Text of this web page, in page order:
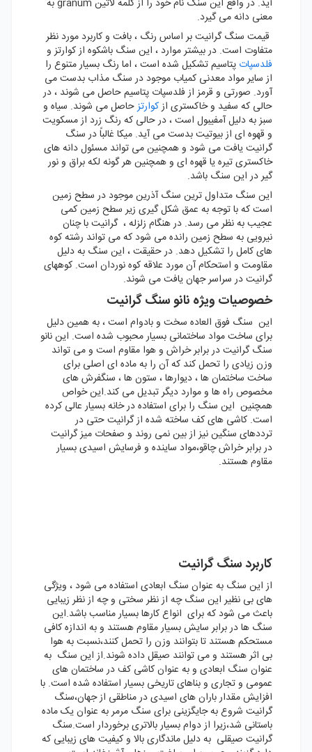
آید. در واقع این سنگ نام خود را از کلمه لاتین granum به
معنی دانه می گیرد.
قیمت سنگ گرانیت بر اساس رنگ ، بافت و کاربرد مورد نظر
متفاوت است. در بیشتر موارد ، این سنگ باشکوه از کوارتز و
فلدسپات پتاسیم تشکیل شده است ، اما رنگ بسیار متنوع را
از سایر مواد معدنی کمیاب موجود در سنگ مذاب بدست می
آورد. صورتی و قرمز از فلدسپات پتاسیم حاصل می شوند ، در
حالی که سفید و خاکستری ازکوارتزحاصل می شوند. سیاه و
سبز به دلیل آمفیبول است ، در حالی که رنگ زرد از مسکویت
و قهوه ای از بیوتیت بدست می آید. میکا غالباً در سنگ
گرانیت یافت می شود و همچنین می تواند مسئول دانه های
خاکستری تیره یا قهوه ای و همچنین هر گونه لکه براق و نور
گیر در این سنگ باشد.
این سنگ متداول ترین سنگ آذرین موجود در سطح زمین
است که با توجه به عمق شکل گیری زیر سطح زمین کمی
عجیب به نظر می رسد. در هنگام زلزله ، گرانیت با چنان
نیرویی به سطح زمین رانده می شود که می تواند رشته کوه
های کامل را تشکیل دهد. در حقیقت ، این سنگ به دلیل
مقاومت و استحکام آن مورد علاقه کوه نوردان است. کوههای
گرانیت در سراسر جهان یافت می شوند.
خصوصیات ویژه نانو سنگ گرانیت
این سنگ فوق العاده سخت و بادوام است ، به همین دلیل
برای ساخت مواد ساختمانی بسیار محبوب شده است. این نانو
سنگ گرانیت در برابر خراش و هوا مقاوم است و می تواند
وزن زیادی را تحمل کند که آن را به ماده ای اصلی برای
ساخت ساختمان ها ، دیوارها ، ستون ها ، سنگفرش های
مخصوص راه ها و موارد دیگر تبدیل می کند.این خواص
همچنین این سنگ را برای استفاده در خانه بسیار عالی کرده
است. کاشی های کف ساخته شده از گرانیت حتی در
ترددهای سنگین نیز از بین نمی روند و صفحات میز گرانیت
در برابر خراش چاقو،مواد ساینده و فرسایش اسیدی بسیار
مقاوم هستند.
کاربرد سنگ گرانیت
از این سنگ به عنوان سنگ ابعادی استفاده می شود ، ویژگی
های بی نظیر این سنگ چه از نظر سختی و چه از نظر زیبایی
باعث می شود که برای انواع کارها بسیار مناسب باشد.این
سنگ ها در برابر سایش بسیار مقاوم هستند و به اندازه کافی
مستحکم هستند تا بتوانند وزن را تحمل کنند،نسبت به هوا
بی اثر هستند و می توانند صیقل داده شوند.از این سنگ به
عنوان سنگ ابعادی و به عنوان کاشی کف در ساختمان های
عمومی و تجاری و بناهای تاریخی بسیار استفاده شده است. با
افزایش مقدار باران های اسیدی در مناطقی از جهان،سنگ
گرانیت شروع به جایگزینی برای سنگ مرمر به عنوان یک ماده
باستانی شد،زیرا از دوام بسیار بالاتری برخوردار است.سنگ
گرانیت صیقلی به دلیل ماندگاری بالا و کیفیت های زیبایی که